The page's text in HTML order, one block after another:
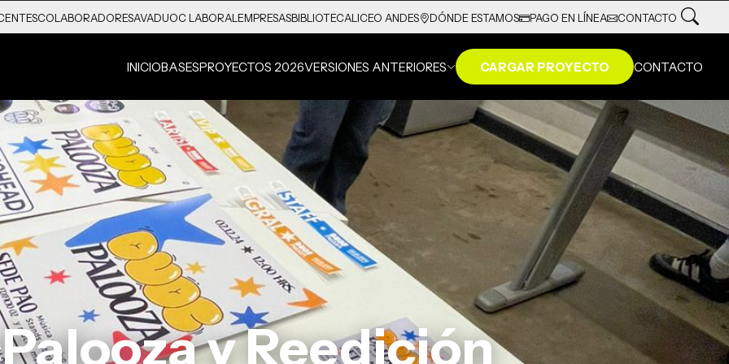
COLABORADORESAVADUOC LABORAL EMPRESASBIBLIOTECALICEO ANDES DÓNDE ESTAMOS PAGO EN LÍNEA CONTACTO
INICIOBASESPROYECTOS 2026VERSIONES ANTERIORES CARGAR PROYECTO CONTACTO
y Reedición